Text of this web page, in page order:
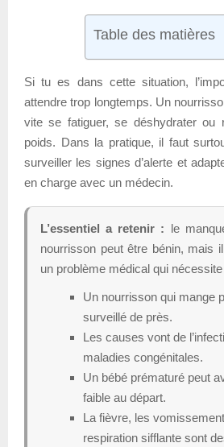
Table des matières
Si tu es dans cette situation,
attendre trop longtemps. Un
vite se fatiguer, se déshydrater ou
poids. Dans la pratique, il faut
surveiller les signes d’alerte et
en charge avec un médecin.
L’essentiel a retenir : le
nourrisson peut être bénin, mais
un problème médical qui
Un nourrisson qui mange
surveillé de près.
Les causes vont de
maladies congénitales.
Un bébé prématuré peut
faible au départ.
La fièvre, les
respiration sifflante sont